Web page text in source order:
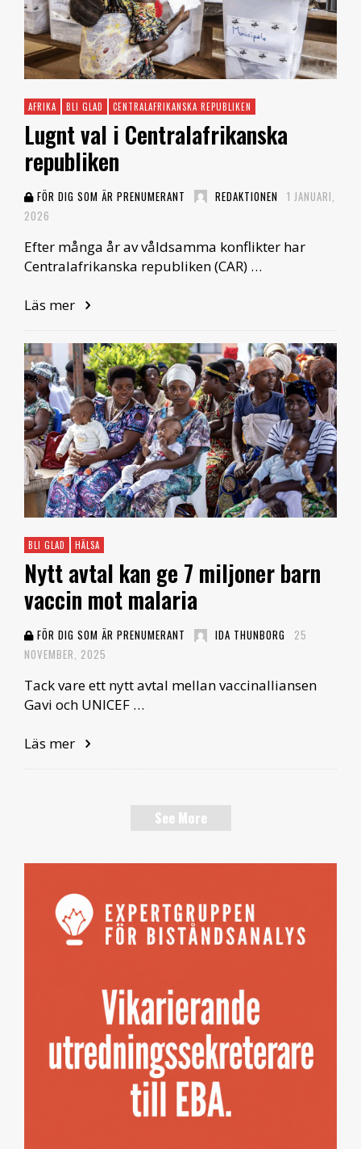
AFRIKA BLI GLAD CENTRALAFRIKANSKA REPUBLIKEN
Lugnt val i Centralafrikanska
republiken
FÖR DIG SOM ÄR PRENUMERANT REDAKTIONEN 1 JANUARI,
2026
Efter många år av våldsamma konflikter har
Centralafrikanska republiken (CAR) …
Läs mer
BLI GLAD HÄLSA
Nytt avtal kan ge 7 miljoner barn
vaccin mot malaria
FÖR DIG SOM ÄR PRENUMERANT IDA THUNBORG
25
NOVEMBER, 2025
Tack vare ett nytt avtal mellan vaccinalliansen
Gavi och UNICEF …
Läs mer
See More